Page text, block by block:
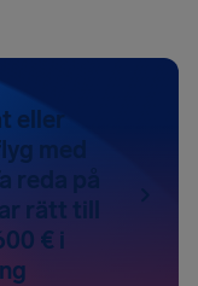
eller
med
reda på
rätt till
€ i